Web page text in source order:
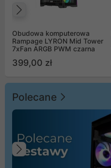
Obudowa komputerowa
Rampage LYRON Mid Tower
7xFan ARGB PWM czarna
399,00 zł
Polecane
Poprzedni